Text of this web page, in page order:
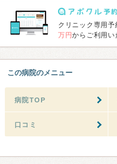
クリニック専用
万円からご利用い
この病院のメニュー
病院TOP
口コミ